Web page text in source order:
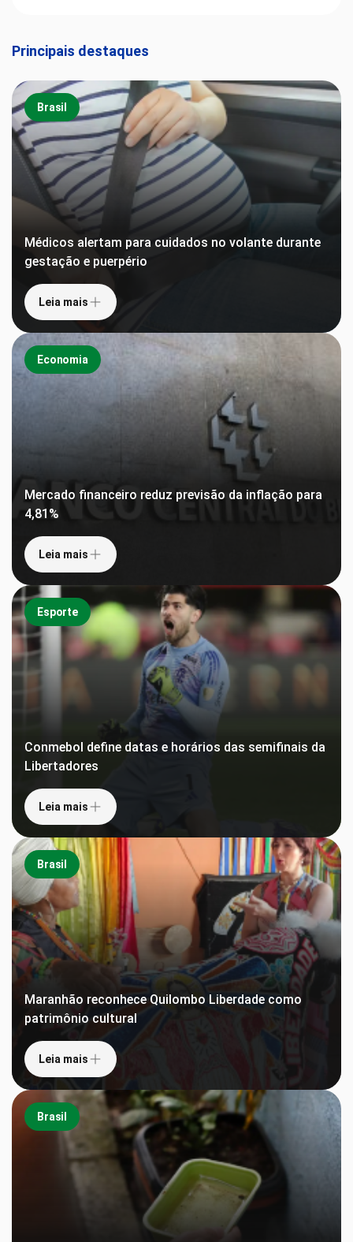
Principais destaques
Brasil
Médicos alertam para cuidados no volante durante
gestação e puerpério
Leia mais
Economia
Mercado financeiro reduz previsão da inflação para
4,81%
Leia mais
Esporte
Conmebol define datas e horários das semifinais da
Libertadores
Leia mais
Brasil
Maranhão reconhece Quilombo Liberdade como
patrimônio cultural
Leia mais
Brasil